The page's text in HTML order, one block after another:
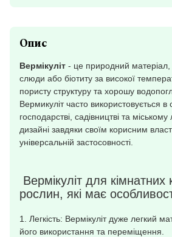
Опис
Вермікуліт - це природний матеріал,
слюди або біотиту за високої
пористу структуру та хорошу
Вермикуліт часто використовується в
господарстві, садівництві та
дизайні завдяки своїм корисним
універсальній застосовності.
Вермікуліт для кімнатних
рослин, які має
1. Легкість: Вермікуліт дуже легкий
його використання та переміщення.